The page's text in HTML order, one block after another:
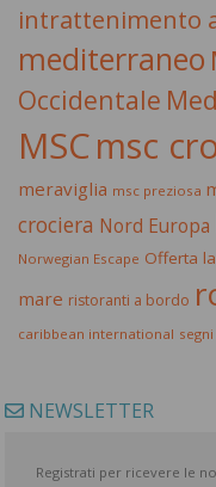
intrattenimento
mediterraneo
Occidentale
MSCmsc
meraviglia msc preziosa
crociera Nord Europa
Norwegian Escape Offerta
mare ristoranti a bordo
caribbean international
NEWSLETTER
Registrati per ricevere le